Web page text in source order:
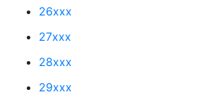
26xxx
27xxx
28xxx
29xxx